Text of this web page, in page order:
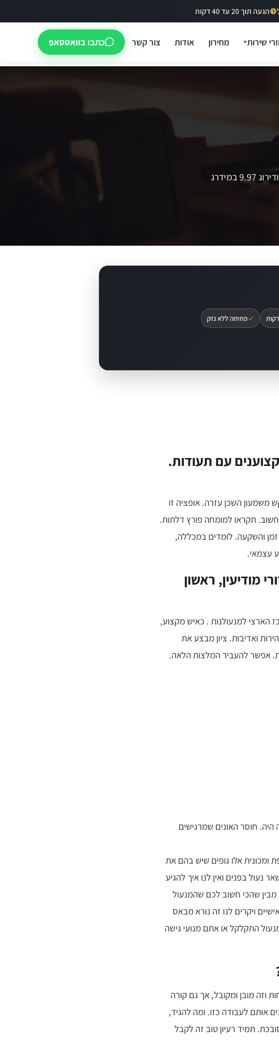
הגעה תוך 20 עד 40 דקות
שירות מחירון אודות צור קשר כתבו בוואטסאפ
פתיחה ללא נזק
עם תעודות.
משמעון השכן עזרה. אופציה זו
תקראו למומחה פורץ דלתות.
והשקעה. לומדים במכללה,
עצמאי.
מודיעין, ראשון
הארצי למנעולנות . כאיש מקצוע,
ואדיבות. ציון מבצע את
אפשר להעביר המלצות הלאה.
היה. חוסר האונים שמרגישים
ומכונית אלו גופים שיש בהם את
נעול בפנים ואין לנו איך להגיע
מבין שהכי חשוב לכם שהמנעול
ויקרים לנו זה נורא מבאס
התקלקל או אתם מנועי גישה
וזה מובן ומקובל, אך גם קורה
אותם לעבודה כזו. ומה להגיד,
תמיד רעיון טוב זה לקבל